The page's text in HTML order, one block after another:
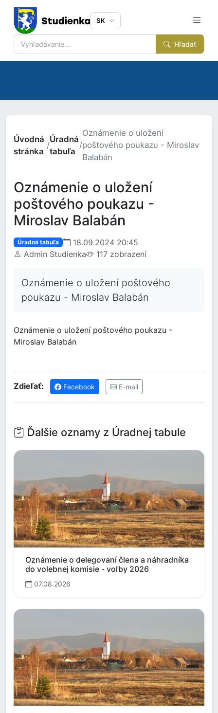
Hľadať
SK
Úvodná
stránka
/
Úradná
tabuľa
/
Oznámenie o uložení
poštového poukazu - Miroslav
Balabán
Oznámenie o uložení
poštového poukazu -
Miroslav Balabán
Úradná tabuľa
18.09.2024 20:45
Admin Studienka
117 zobrazení
Oznámenie o uložení poštového
poukazu - Miroslav Balabán
Oznámenie o uložení poštového poukazu -
Miroslav Balabán
Zdieľať: Facebook E-mail
Ďalšie oznamy z Úradnej tabule
Oznámenie o delegovaní člena a náhradníka
do volebnej komisie - voľby 2026
07.08.2026